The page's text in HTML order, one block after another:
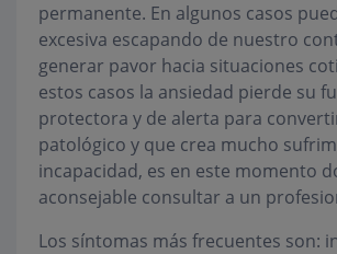
permanente. En algunos casos
excesiva escapando de nuestro
generar pavor hacia situaciones
estos casos la ansiedad pierde su
protectora y de alerta para
patológico y que crea mucho
incapacidad, es en este momento
aconsejable consultar a un
Los síntomas más frecuentes son: